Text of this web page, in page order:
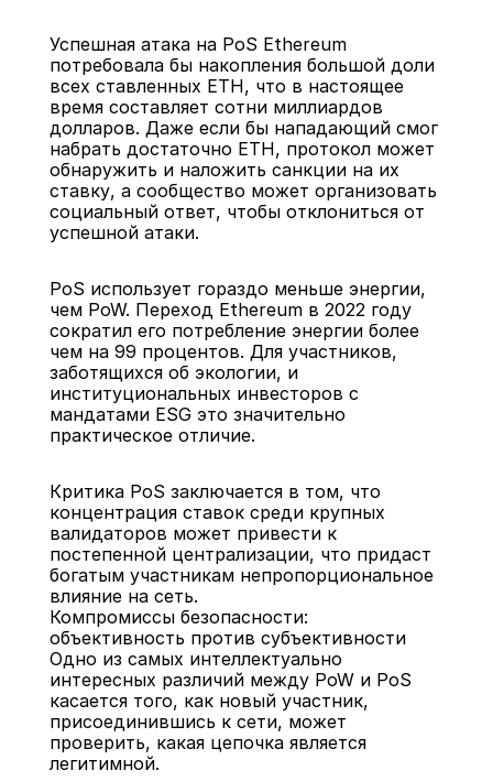
Успешная атака на PoS Ethereum
потребовала бы накопления большой доли
всех ставленных ETH, что в настоящее
время составляет сотни миллиардов
долларов. Даже если бы нападающий смог
набрать достаточно ETH, протокол может
обнаружить и наложить санкции на их
ставку, а сообщество может организовать
социальный ответ, чтобы отклониться от
успешной атаки.
PoS использует гораздо меньше энергии,
чем PoW. Переход Ethereum в 2022 году
сократил его потребление энергии более
чем на 99 процентов. Для участников,
заботящихся об экологии, и
институциональных инвесторов с
мандатами ESG это значительно
практическое отличие.
Критика PoS заключается в том, что
концентрация ставок среди крупных
валидаторов может привести к
постепенной централизации, что придаст
богатым участникам непропорциональное
влияние на сеть.
Компромиссы безопасности:
объективность против субъективности
Одно из самых интеллектуально
интересных различий между PoW и PoS
касается того, как новый участник,
присоединившись к сети, может
проверить, какая цепочка является
легитимной.